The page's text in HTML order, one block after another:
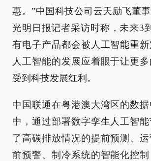
惠。”中国科技公司云天励飞董
光明日报记者采访时称，未来3
有电子产品都会被人工智能重新
人工智能的发展应着眼于让更
受到科技发展红利。
中国联通在粤港澳大湾区的数
中，通过部署数字孪生人工智
了高碳排放情况的提前预测、
前预警、制冷系统的智能化控